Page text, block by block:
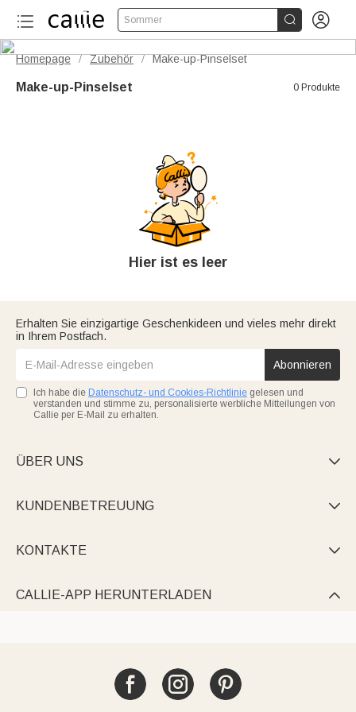
Sommer  
Homepage / Zubehör / Make-up-Pinselset
Make-up-Pinselset 0 Produkte
Hier ist es leer
Erhalten Sie einzigartige Geschenkideen und vieles mehr direkt
in Ihrem Postfach.
Abonnieren
Ich habe die Datenschutz- und Cookies-Richtlinie gelesen und
verstanden und stimme zu, personalisierte werbliche Mitteilungen von
Callie per E-Mail zu erhalten.
ÜBER UNS 
KUNDENBETREUUNG 
KONTAKTE 
CALLIE-APP HERUNTERLADEN 